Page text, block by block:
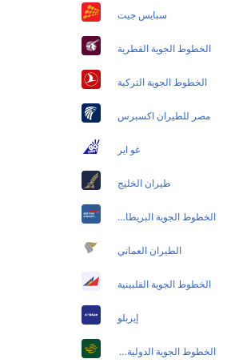
سبايس جيت
الخطوط الجوية القطرية
الخطوط الجوية التركية
مصر للطيران اكسبرس
غو اير
طيران الخليج
الخطوط الجوية البريطانية
الطيران العماني
الخطوط الجوية الفلبينية
إيربلو
الخطوط الجوية الدولية الباكستانية